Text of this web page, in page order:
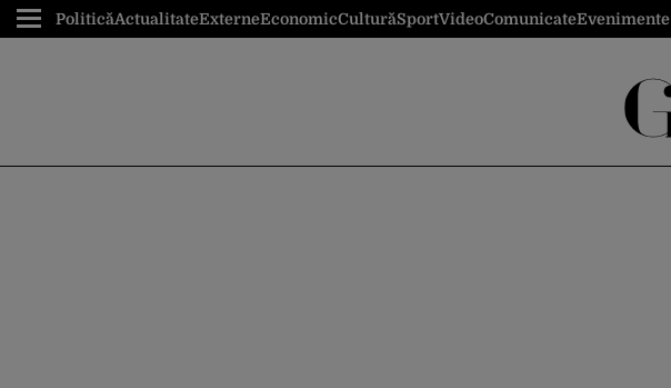
PoliticăActualitateExterneEconomicCulturăSportVideoComunicateEvenimente